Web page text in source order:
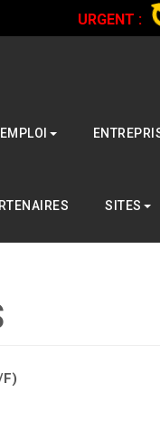
URGENT :
CAMIONS...
SITES